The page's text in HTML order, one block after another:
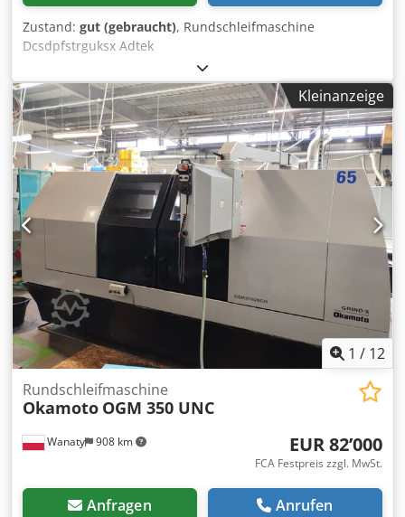
Zustand: gut (gebraucht), Rundschleifmaschine
Dcsdpfstrguksx Adtek
Kleinanzeige
1 / 12
Wanaty 908 km
Rundschleifmaschine
Okamoto OGM 350 UNC
EUR 82’000
FCA Festpreis zzgl. MwSt.
Anfragen Anrufen